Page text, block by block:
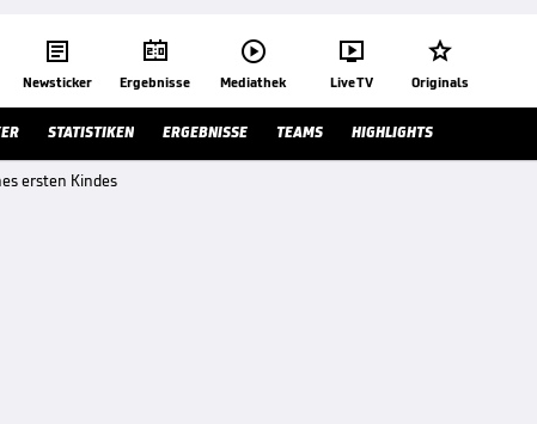

Newsticker

Ergebnisse

Mediathek

Live TV

Originals
STATISTIKEN ERGEBNISSE TEAMS HIGHLIGHTS
ersten Kindes